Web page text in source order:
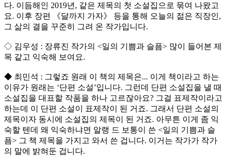
다. 이듬해인 2019년, 같은 제목의 첫 소설집으로 묶여 나왔고
요. 이후 장편 《달까지 가자》 등을 통해 오늘의 젊은 직장인,
그 삶의 결을 꾸준히 그려 온 작가입니다.
◇ 김우성 : 장류진 작가의 <일의 기쁨과 슬픔> 많이 들어본 제
목 같고 익숙해 보여요.
◆ 최민석 : 그렇죠 원래 이 책의 제목은... 이게 책이라고 하는
이유가 원래는 ‘단편 소설’입니다. 그런데 단편 소설집을 낼 때
소설집을 대표할 작품을 하나 고르잖아요? 그걸 표제작이라고
하는데 이 단편 소설이 표제작이 된 거죠. 그래서 단편 소설의
제목이자 동시에 소설집의 제목이 된 거죠. 아무튼 이게 좀 익
숙할 텐데 왜 익숙하냐면 알랭 드 보통이 쓴 <일의 기쁨과 슬
픔> 그 책 제목을 가지고 와서 쓴 겁니다. 이거는 작가가 작가
의 말에 밝혀둔 겁니다.